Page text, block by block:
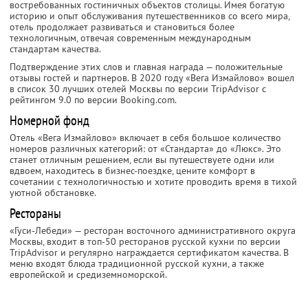
востребованных гостиничных объектов столицы. Имея богатую
историю и опыт обслуживания путешественников со всего мира,
отель продолжает развиваться и становиться более
технологичным, отвечая современным международным
стандартам качества.
Подтверждение этих слов и главная награда — положительные
отзывы гостей и партнеров. В 2020 году «Вега Измайлово» вошел
в список 30 лучших отелей Москвы по версии TripAdvisor с
рейтингом 9.0 по версии Booking.com.
Номерной фонд
Отель «Вега Измайлово» включает в себя большое количество
номеров различных категорий: от «Стандарта» до «Люкс». Это
станет отличным решением, если вы путешествуете одни или
вдвоем, находитесь в бизнес-поездке, цените комфорт в
сочетании с технологичностью и хотите проводить время в тихой
уютной обстановке.
Рестораны
«Гуси-Лебеди» — ресторан восточного административного округа
Москвы, входит в топ-50 ресторанов русской кухни по версии
TripAdvisor и регулярно награждается сертификатом качества. В
меню входят блюда традиционной русской кухни, а также
европейской и средиземноморской.